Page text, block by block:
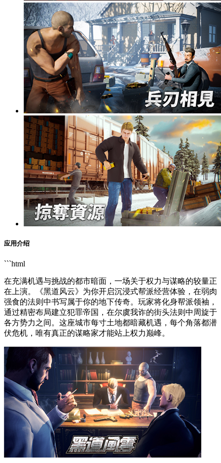
应用介绍
```html
在充满机遇与挑战的都市暗面，一场关于权力与谋略的较量正
在上演。《黑道风云》为你开启沉浸式帮派经营体验，在弱肉
强食的法则中书写属于你的地下传奇。玩家将化身帮派领袖，
通过精密布局建立犯罪帝国，在尔虞我诈的街头法则中周旋于
各方势力之间。这座城市每寸土地都暗藏机遇，每个角落都潜
伏危机，唯有真正的谋略家才能站上权力巅峰。